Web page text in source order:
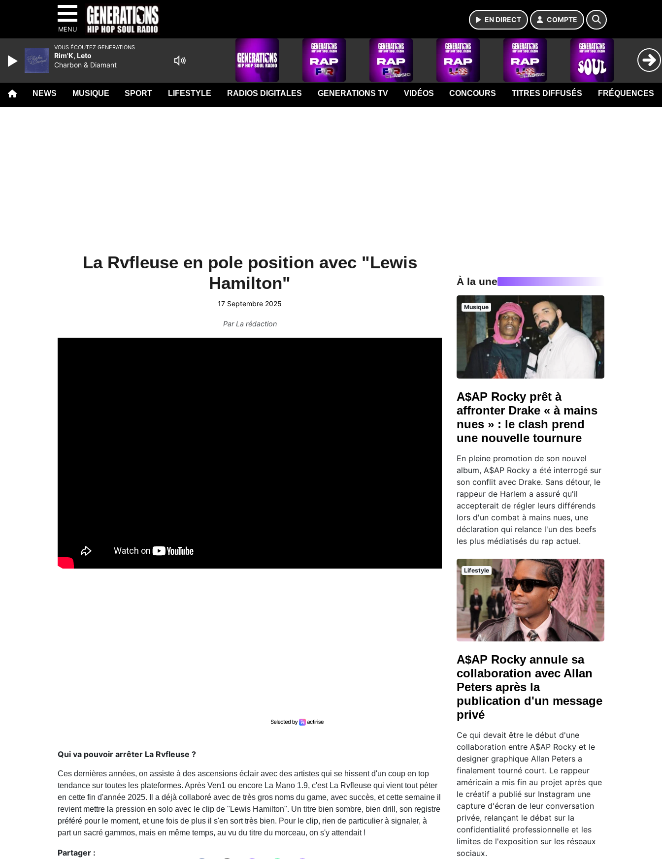
MENU
EN DIRECT COMPTE
NEWS MUSIQUE SPORT LIFESTYLE RADIOS DIGITALES GENERATIONS TV VIDÉOS CONCOURS TITRES DIFFUSÉS FRÉQUENCES
La Rvfleuse en pole position avec "Lewis
Hamilton"
17 Septembre 2025
ParLa rédaction
Qui va pouvoir arrêter La Rvfleuse ?
Ces dernières années, on assiste à des ascensions éclair avec des artistes qui se hissent d'un coup en top
tendance sur toutes les plateformes. Après Ven1 ou encore La Mano 1.9, c'est La Rvfleuse qui vient tout péter
en cette fin d'année 2025. Il a déjà collaboré avec de très gros noms du game, avec succès, et cette semaine il
revient mettre la pression en solo avec le clip de "Lewis Hamilton". Un titre bien sombre, bien drill, son registre
préféré pour le moment, et une fois de plus il s'en sort très bien. Pour le clip, rien de particulier à signaler, à
part un sacré gammos, mais en même temps, au vu du titre du morceau, on s'y attendait !
Partager :
À la une
Musique
A$AP Rocky prêt à
affronter Drake « à mains
nues » : le clash prend
une nouvelle tournure
En pleine promotion de son nouvel
album, A$AP Rocky a été interrogé sur
son conflit avec Drake. Sans détour, le
rappeur de Harlem a assuré qu'il
accepterait de régler leurs différends
lors d'un combat à mains nues, une
déclaration qui relance l'un des beefs
les plus médiatisés du rap actuel.
Lifestyle
A$AP Rocky annule sa
collaboration avec Allan
Peters après la
publication d'un message
privé
Ce qui devait être le début d'une
collaboration entre A$AP Rocky et le
designer graphique Allan Peters a
finalement tourné court. Le rappeur
américain a mis fin au projet après que
le créatif a publié sur Instagram une
capture d'écran de leur conversation
privée, relançant le débat sur la
confidentialité professionnelle et les
limites de l'exposition sur les réseaux
sociaux.
VOUS ÉCOUTEZ GENERATIONS
Rim'K, Leto
Charbon & Diamant